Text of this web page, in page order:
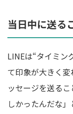
当日中に送る
LINEは“タイミン
て印象が大きく
ッセージを送る
しかったんだな